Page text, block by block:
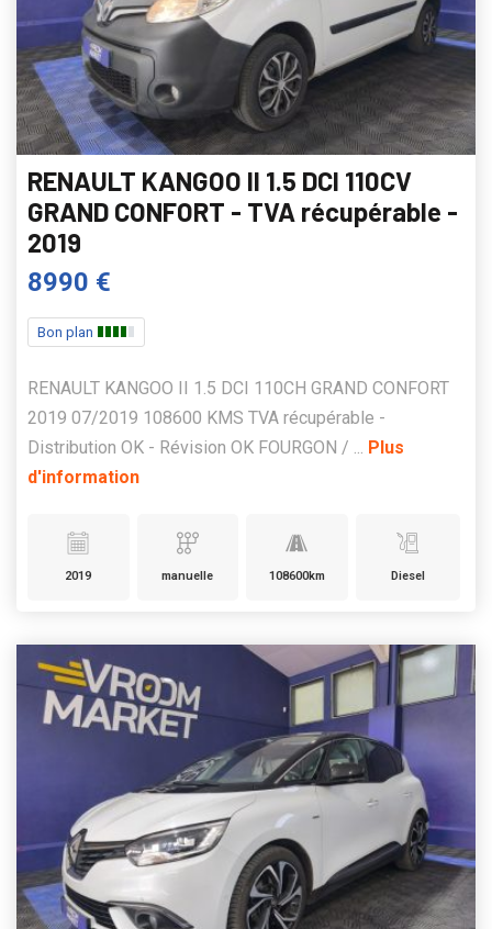
RENAULT KANGOO II 1.5 DCI 110CV
GRAND CONFORT - TVA récupérable -
2019
8990 €
Bon plan
RENAULT KANGOO II 1.5 DCI 110CH GRAND CONFORT
2019 07/2019 108600 KMS TVA récupérable -
Distribution OK - Révision OK FOURGON / ... Plus
d'information
2019 manuelle 108600km Diesel